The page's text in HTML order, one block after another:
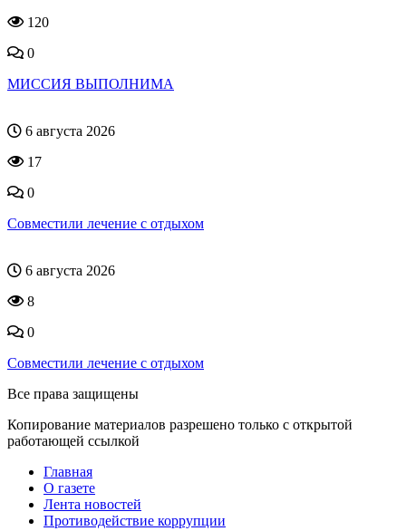
120
0
МИССИЯ ВЫПОЛНИМА
6 августа 2026
17
0
Совместили лечение с отдыхом
6 августа 2026
8
0
Совместили лечение с отдыхом
Все права защищены
Копирование материалов разрешено только с открытой
работающей ссылкой
Главная
О газете
Лента новостей
Противодействие коррупции